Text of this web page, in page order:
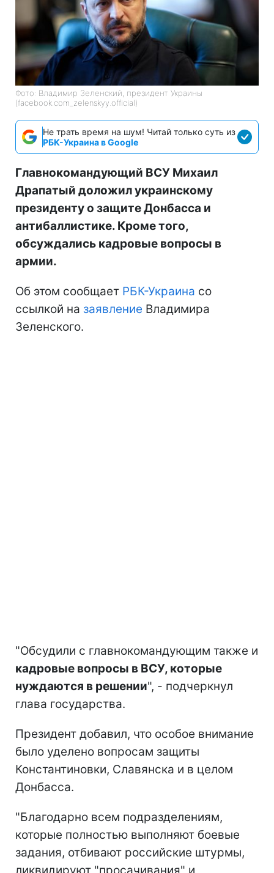
Фото: Владимир Зеленский, президент Украины
(facebook.com_zelenskyy.official)
Не трать время на шум! Читай только суть из
РБК-Украина в Google
Главнокомандующий ВСУ Михаил
Драпатый доложил украинскому
президенту о защите Донбасса и
антибаллистике. Кроме того,
обсуждались кадровые вопросы в
армии.
Об этом сообщает РБК-Украина со
ссылкой на заявление Владимира
Зеленского.
"Обсудили с главнокомандующим также и
кадровые вопросы в ВСУ, которые
нуждаются в решении", - подчеркнул
глава государства.
Президент добавил, что особое внимание
было уделено вопросам защиты
Константиновки, Славянска и в целом
Донбасса.
"Благодарно всем подразделениям,
которые полностью выполняют боевые
задания, отбивают российские штурмы,
ликвидируют "просачивания" и